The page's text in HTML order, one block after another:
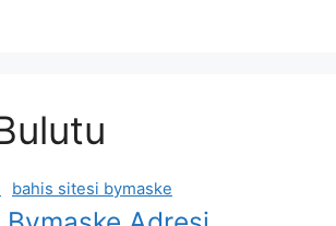
bahis sitesi bymaske